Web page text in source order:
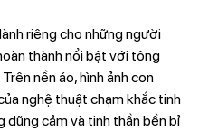
riêng cho những người
thành nổi bật với tông
nền áo, hình ảnh con
nghệ thuật chạm khắc tinh
dũng cảm và tinh thần bền bỉ